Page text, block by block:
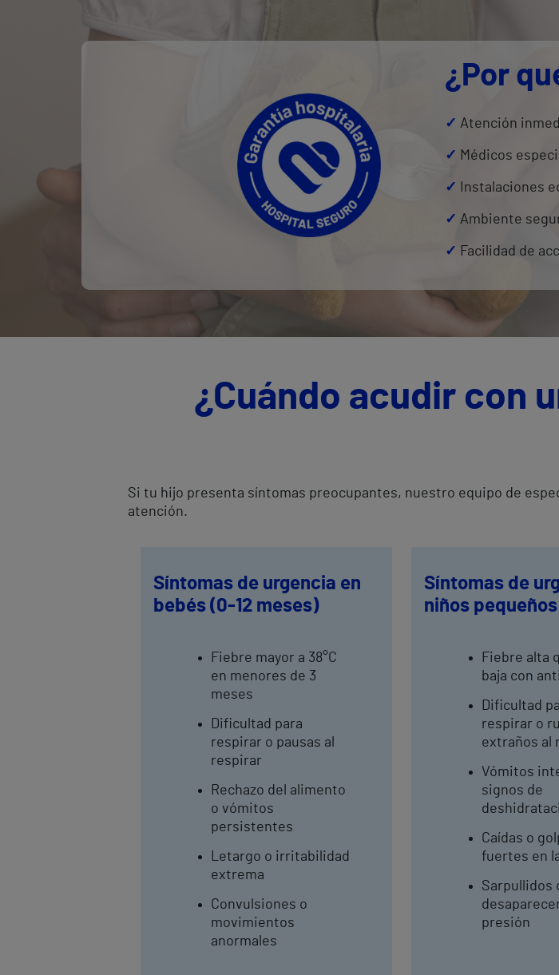
¿Por
✓ Atención
✓ Médicos
✓ Instalaciones
✓ Ambiente
✓ Facilidad de
¿Cuándo acudir con
Si tu hijo presenta síntomas preocupantes, nuestro equipo de
atención.
Síntomas de urgencia en
bebés (0-12 meses)
Fiebre mayor a 38°C
en menores de 3
meses
Dificultad para
respirar o pausas al
respirar
Rechazo del alimento
o vómitos
persistentes
Letargo o irritabilidad
extrema
Convulsiones o
movimientos
anormales
Síntomas de
niños
Fiebre alta
baja con
Dificultad
respirar o
extraños al
Vómitos
signos de
Caídas o
fuertes en
Sarpullidos
presión